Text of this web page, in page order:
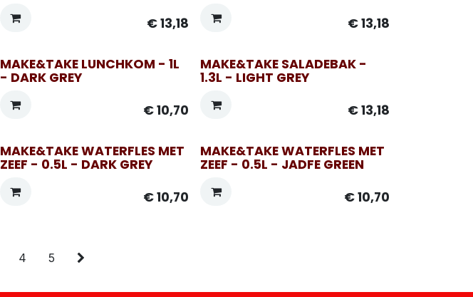
€13,18
€13,18
MAKE&TAKE LUNCHKOM - 1L
- DARK GREY
€10,70
MAKE&TAKE SALADEBAK -
1.3L - LIGHT GREY
€13,18
MAKE&TAKE WATERFLES MET
ZEEF - 0.5L - DARK GREY
€10,70
MAKE&TAKE WATERFLES MET
ZEEF - 0.5L - JADFE GREEN
€10,70
4 5